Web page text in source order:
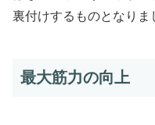
裏付けするものとなりま
最大筋力の向上